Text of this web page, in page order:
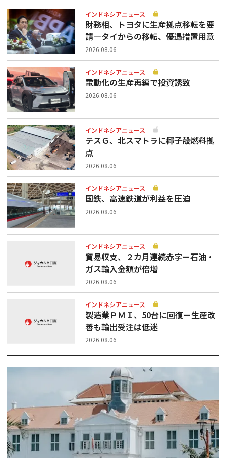
インドネシアニュース
財務相、トヨタに生産拠点移転を要
請—タイからの移転、優遇措置用意
2026.08.06
インドネシアニュース
電動化の生産再編で投資誘致
2026.08.06
インドネシアニュース
テスＧ、北スマトラに椰子殻燃料拠
点
2026.08.06
インドネシアニュース
国鉄、高速鉄道が利益を圧迫
2026.08.06
インドネシアニュース
貿易収支、２カ月連続赤字ー石油・
ガス輸入金額が倍増
2026.08.06
インドネシアニュース
製造業ＰＭＩ、50台に回復ー生産改
善も輸出受注は低迷
2026.08.06